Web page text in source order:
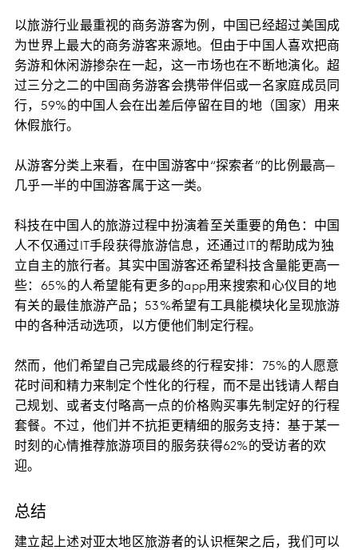
以旅游行业最重视的商务游客为例，中国已经超过美国成
为世界上最大的商务游客来源地。但由于中国人喜欢把商
务游和休闲游掺杂在一起，这一市场也在不断地演化。超
过三分之二的中国商务游客会携带伴侣或一名家庭成员同
行，59%的中国人会在出差后停留在目的地（国家）用来
休假旅行。
从游客分类上来看，在中国游客中“探索者”的比例最高—
几乎一半的中国游客属于这一类。
科技在中国人的旅游过程中扮演着至关重要的角色：中国
人不仅通过IT手段获得旅游信息，还通过IT的帮助成为独
立自主的旅行者。其实中国游客还希望科技含量能更高一
些：65%的人希望能有更多的app用来搜索和心仪目的地
有关的最佳旅游产品；53%希望有工具能模块化呈现旅游
中的各种活动选项，以方便他们制定行程。
然而，他们希望自己完成最终的行程安排：75%的人愿意
花时间和精力来制定个性化的行程，而不是出钱请人帮自
己规划、或者支付略高一点的价格购买事先制定好的行程
套餐。不过，他们并不抗拒更精细的服务支持：基于某一
时刻的心情推荐旅游项目的服务获得62%的受访者的欢
迎。
总结
建立起上述对亚太地区旅游者的认识框架之后，我们可以